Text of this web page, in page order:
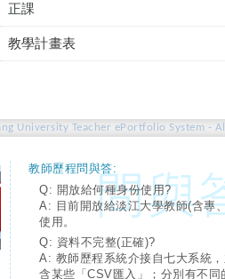
正課
教學計畫表
University Teacher ePortfolio System -
教師歷程問與答:
Q: 開放給何種身份使用?
A: 目前開放給淡江大學教師(含專
使用。
Q: 資料不完整(正確)?
A: 教師歷程系統介接自七大系統
含某些「CSV匯入」；分別有不同